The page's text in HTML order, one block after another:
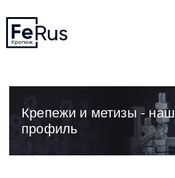
Крепежи и метизы - наш
профиль